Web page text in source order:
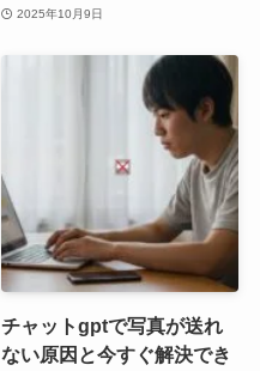
2025年10月9日
チャットgptで写真が送れ
ない原因と今すぐ解決でき